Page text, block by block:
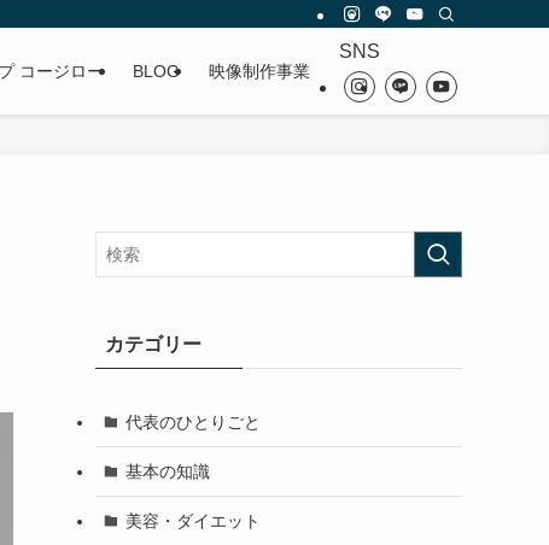
コージロー BLOG 映像制作事業
SNS
カテゴリー
代表のひとりごと
基本の知識
美容・ダイエット